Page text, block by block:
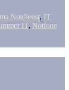
Notdienst, IT
IT, Notfone